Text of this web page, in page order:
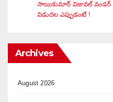
సాయికుమార్ విజువ‌ల్ వండ‌ర్
విడుదల ఎప్పుడంటే !
Archives
August 2026